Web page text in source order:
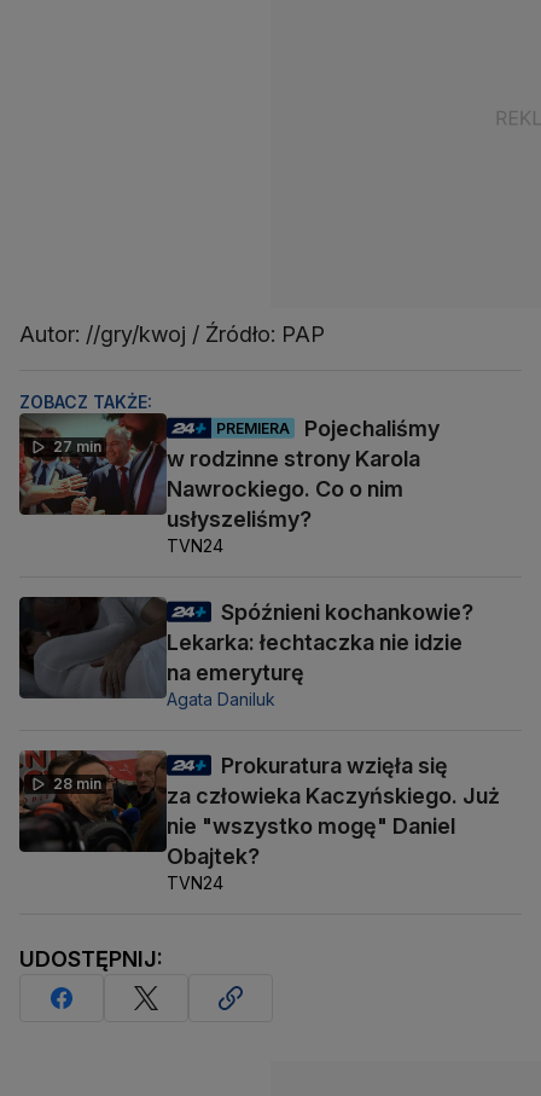
Autor: //gry/kwoj / Źródło: PAP
ZOBACZ TAKŻE:
27 min
PREMIERA
Pojechaliśmy
w rodzinne strony Karola
Nawrockiego. Co o nim
usłyszeliśmy?
TVN24
Spóźnieni kochankowie?
Lekarka: łechtaczka nie idzie
na emeryturę
Agata Daniluk
28 min
Prokuratura wzięła się
za człowieka Kaczyńskiego. Już
nie "wszystko mogę" Daniel
Obajtek?
TVN24
UDOSTĘPNIJ: